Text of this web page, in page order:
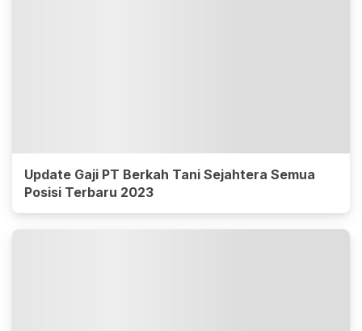
Update Gaji PT Berkah Tani Sejahtera Semua
Posisi Terbaru 2023